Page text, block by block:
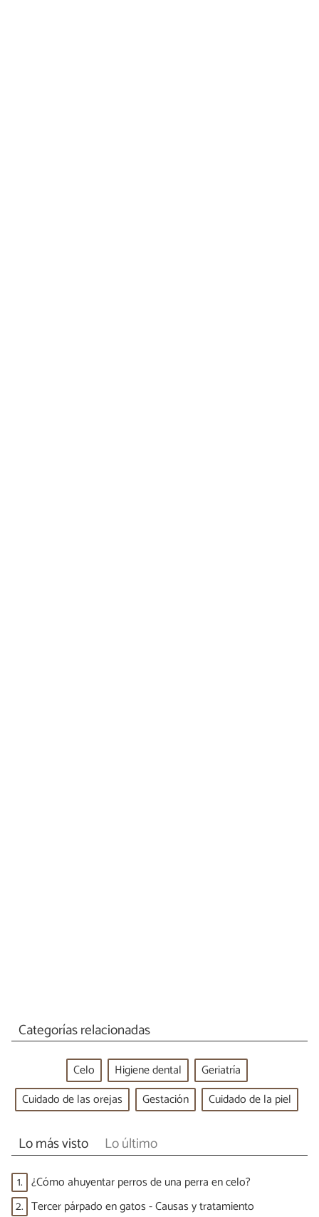
Categorías relacionadas
Celo Higiene dental
Geriatría
Cuidado de las orejas
Gestación Cuidado de la piel
Lo más visto Lo último
1. ¿Cómo ahuyentar perros de una perra en celo?
2. Tercer párpado en gatos - Causas y tratamiento